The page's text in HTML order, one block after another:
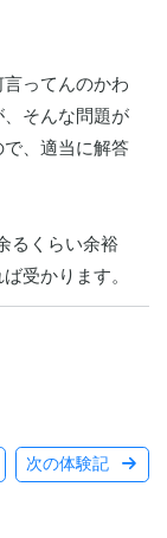
ってんのかわ
そんな問題が
、適当に解答
るくらい余裕
受かります。
次の体験記